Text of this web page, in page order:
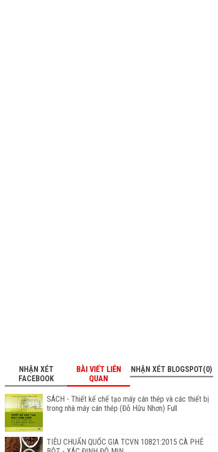
NHẬN XÉT
FACEBOOK
BÀI VIẾT LIÊN
QUAN
NHẬN XÉT BLOGSPOT(0)
SÁCH - Thiết kế chế tạo máy cán thép và các thiết bị
trong nhà máy cán thép (Đỗ Hữu Nhơn) Full
TIÊU CHUẨN QUỐC GIA TCVN 10821:2015 CÀ PHÊ